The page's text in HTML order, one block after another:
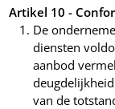
Artikel 10 -
De
diensten
aanbod
van de